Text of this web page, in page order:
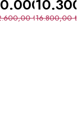
₺
₺
₺
16.800,00₺